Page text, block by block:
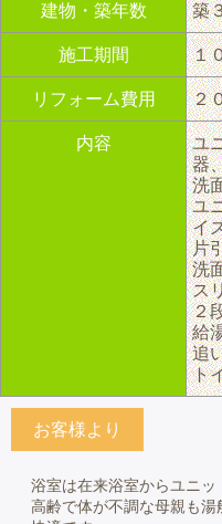
建物・築年数 築
施工期間 １
リフォーム費用 ２
内容
ユ
器
洗
ユ
イ
片
洗
ス
２
給
追
ト
お客様より
浴室は在来浴室からユニッ
高齢で体が不調な母親も